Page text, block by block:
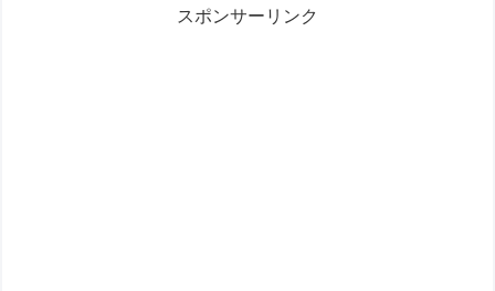
スポンサーリンク